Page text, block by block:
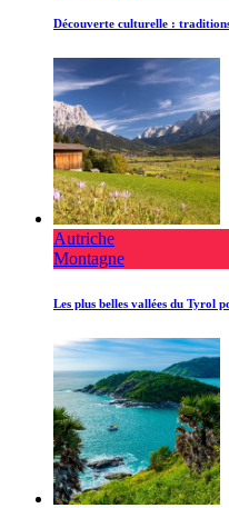
Découverte culturelle :
Autriche
Montagne
Les plus belles vallées du Tyrol